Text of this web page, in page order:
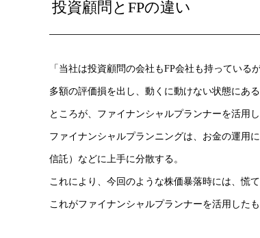
投資顧問とFPの違い
「当社は投資顧問の会社もFP会社も持ってい
多額の評価損を出し、動くに動けない状態にある
ところが、ファイナンシャルプランナーを活用
ファイナンシャルプランニングは、お金の運用
信託）などに上手に分散する。
これにより、今回のような株価暴落時には、慌
これがファイナンシャルプランナーを活用した